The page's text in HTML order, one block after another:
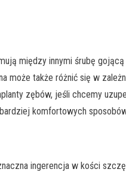
między innymi śrubę
może także różnić się w
zębów, jeśli chcemy
komfortowych
ingerencja w kości